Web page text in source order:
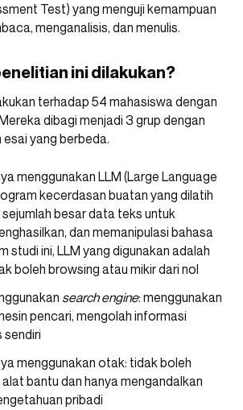
Test) yang menguji kemampuan
menganalisis, dan menulis.
ini dilakukan?
terhadap 54 mahasiswa dengan
dibagi menjadi 3 grup dengan
yang berbeda.
menggunakan LLM (Large Language
kecerdasan buatan yang dilatih
besar data teks untuk
dan memanipulasi bahasa
studi ini, LLM yang digunakan adalah
boleh browsing atau mikir dari nol
search engine: menggunakan
pencari, mengolah informasi
sendiri
menggunakan otak: tidak boleh
bantu dan hanya mengandalkan
pribadi